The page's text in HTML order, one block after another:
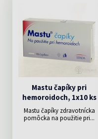
Mastu čapíky pri
hemoroidoch, 1x10 ks
Mastu čapíky zdravotnícka
pomôcka na použitie pri...